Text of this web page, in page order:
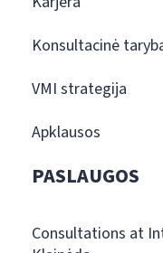
Konsultacinė
VMI strategija
Apklausos
PASLAUGOS
Consultations at